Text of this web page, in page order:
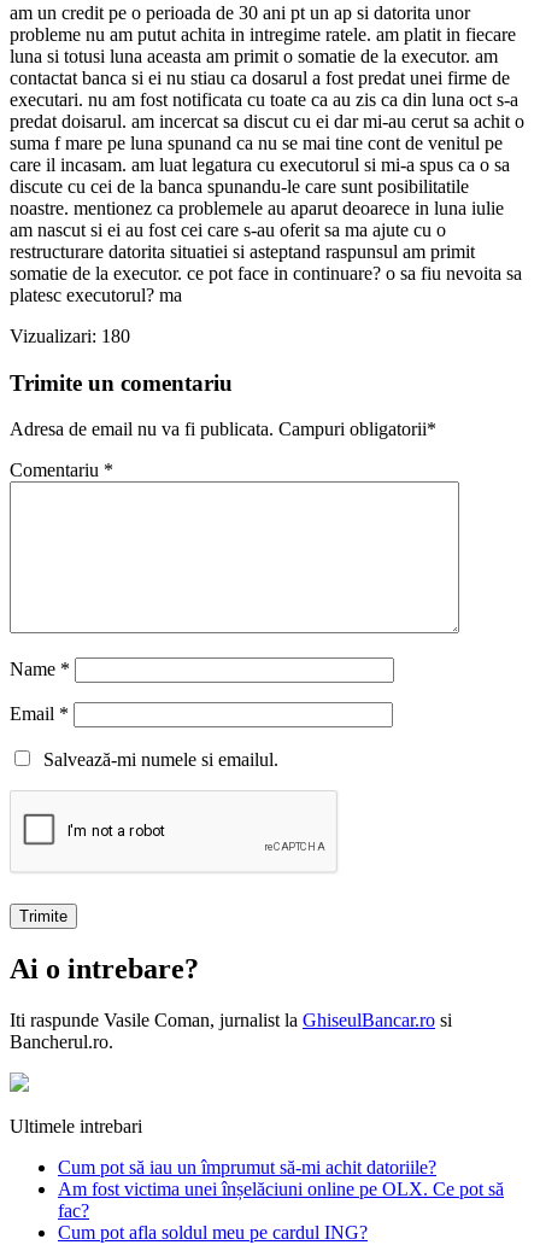
am un credit pe o perioada de 30 ani pt un ap si datorita unor
probleme nu am putut achita in intregime ratele. am platit in fiecare
luna si totusi luna aceasta am primit o somatie de la executor. am
contactat banca si ei nu stiau ca dosarul a fost predat unei firme de
executari. nu am fost notificata cu toate ca au zis ca din luna oct s-a
predat doisarul. am incercat sa discut cu ei dar mi-au cerut sa achit o
suma f mare pe luna spunand ca nu se mai tine cont de venitul pe
care il incasam. am luat legatura cu executorul si mi-a spus ca o sa
discute cu cei de la banca spunandu-le care sunt posibilitatile
noastre. mentionez ca problemele au aparut deoarece in luna iulie
am nascut si ei au fost cei care s-au oferit sa ma ajute cu o
restructurare datorita situatiei si asteptand raspunsul am primit
somatie de la executor. ce pot face in continuare? o sa fiu nevoita sa
platesc executorul? ma
Vizualizari: 180
Trimite un comentariu
Adresa de email nu va fi publicata. Campuri obligatorii*
Comentariu *
Name *
Email *
Salvează-mi numele si emailul.
Ai o intrebare?
Iti raspunde Vasile Coman, jurnalist la GhiseulBancar.ro si
Bancherul.ro.
Ultimele intrebari
Cum pot să iau un împrumut să-mi achit datoriile?
Am fost victima unei înșelăciuni online pe OLX. Ce pot să
fac?
Cum pot afla soldul meu pe cardul ING?